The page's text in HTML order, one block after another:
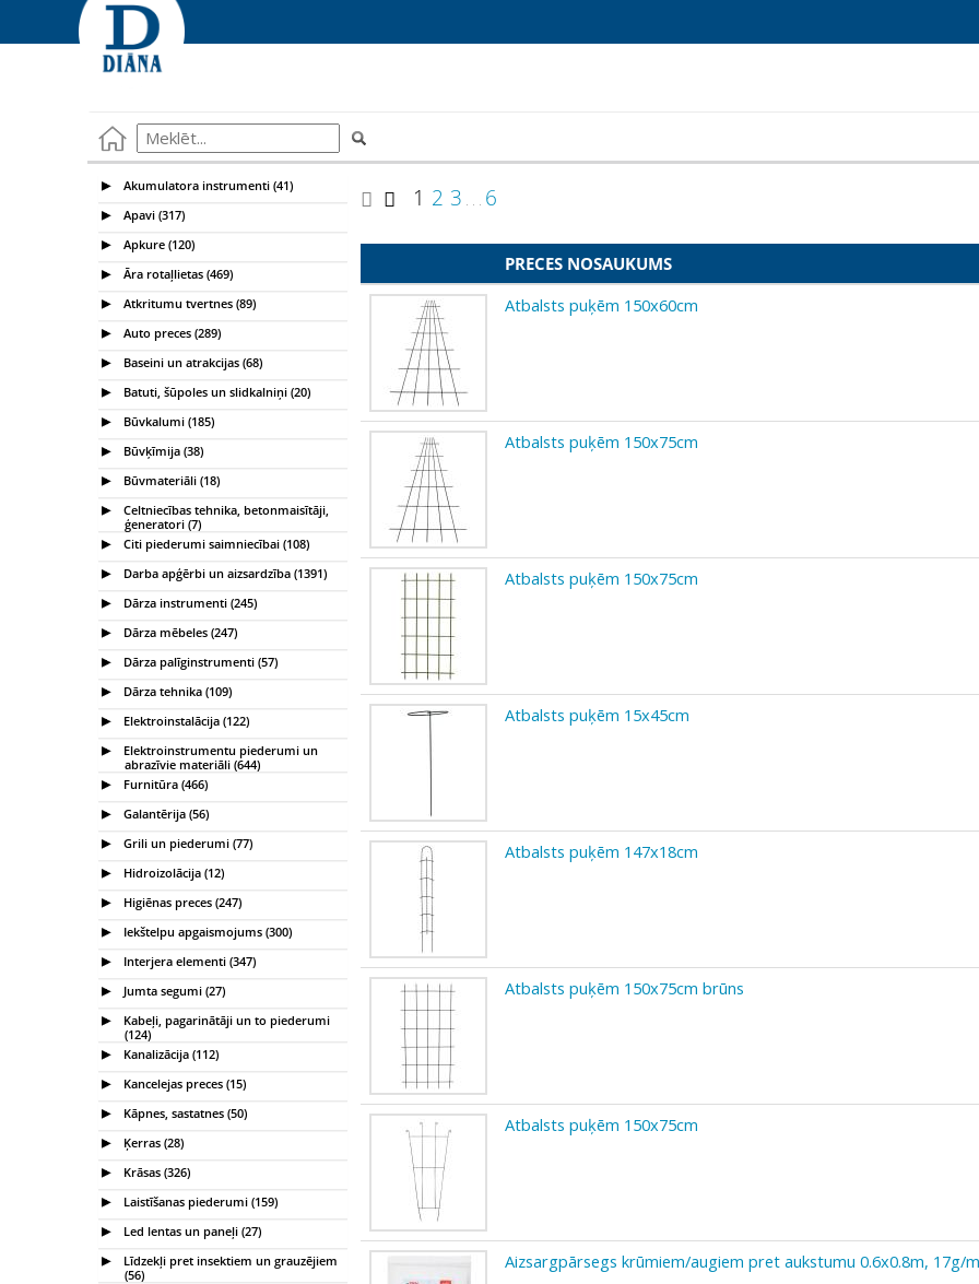
Akumulatora instrumenti (41)
Apavi (317)
Apkure (120)
Āra rotaļlietas (469)
Atkritumu tvertnes (89)
Auto preces (289)
Baseini un atrakcijas (68)
Batuti, šūpoles un slidkalniņi (20)
Būvkalumi (185)
Būvķīmija (38)
Būvmateriāli (18)
Celtniecības tehnika, betonmaisītāji,
ģeneratori (7)
Citi piederumi saimniecībai (108)
Darba apģērbi un aizsardzība (1391)
Dārza instrumenti (245)
Dārza mēbeles (247)
Dārza palīginstrumenti (57)
Dārza tehnika (109)
Elektroinstalācija (122)
Elektroinstrumentu piederumi un
abrazīvie materiāli (644)
Furnitūra (466)
Galantērija (56)
Grili un piederumi (77)
Hidroizolācija (12)
Higiēnas preces (247)
Iekštelpu apgaismojums (300)
Interjera elementi (347)
Jumta segumi (27)
Kabeļi, pagarinātāji un to piederumi
(124)
Kanalizācija (112)
Kancelejas preces (15)
Kāpnes, sastatnes (50)
Ķerras (28)
Krāsas (326)
Laistīšanas piederumi (159)
Led lentas un paneļi (27)
Līdzekļi pret insektiem un grauzējiem
(56)
1 2 3 . . . 6
PRECES NOSAUKUMS
Atbalsts puķēm 150x60cm
Atbalsts puķēm 150x75cm
Atbalsts puķēm 150x75cm
Atbalsts puķēm 15x45cm
Atbalsts puķēm 147x18cm
Atbalsts puķēm 150x75cm brūns
Atbalsts puķēm 150x75cm
Aizsargpārsegs krūmiem/augiem pret aukstumu 0.6x0.8m, 17g/